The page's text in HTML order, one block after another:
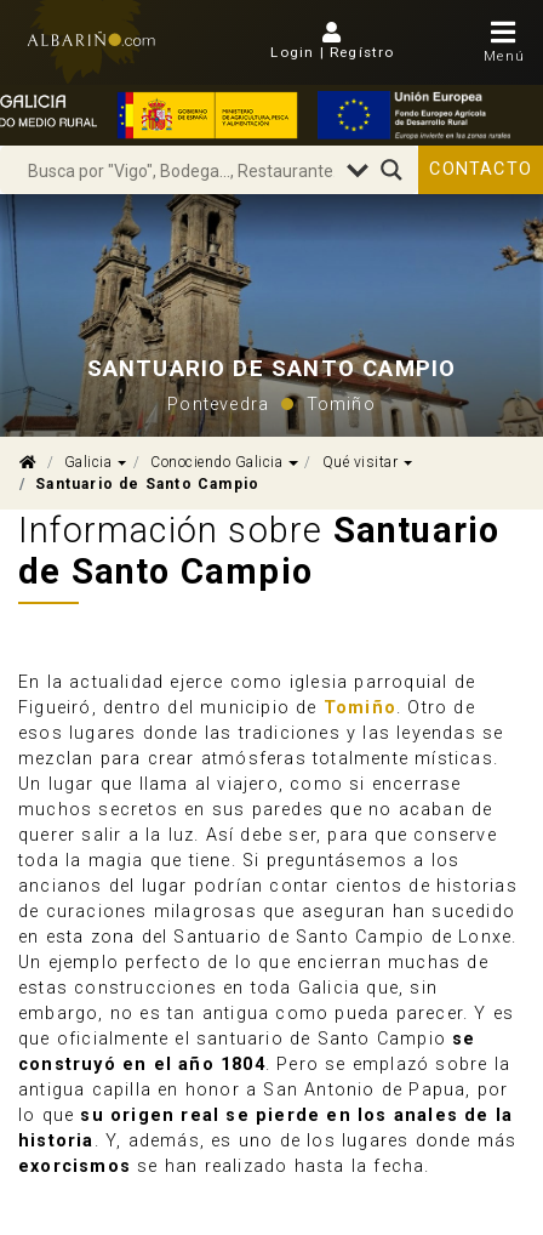
Login | Regístro Menú
Anúnciate
CONTACTO
SANTUARIO DE SANTO CAMPIO
Pontevedra Tomiño
Galicia Dropdown
Conociendo Galicia Dropdown
Qué visitar Dropdown
Santuario de Santo Campio
Información sobre Santuario
de Santo Campio
En la actualidad ejerce como iglesia parroquial de
Figueiró, dentro del municipio de Tomiño. Otro de
esos lugares donde las tradiciones y las leyendas se
mezclan para crear atmósferas totalmente místicas.
Un lugar que llama al viajero, como si encerrase
muchos secretos en sus paredes que no acaban de
querer salir a la luz. Así debe ser, para que conserve
toda la magia que tiene. Si preguntásemos a los
ancianos del lugar podrían contar cientos de historias
de curaciones milagrosas que aseguran han sucedido
en esta zona del Santuario de Santo Campio de Lonxe.
Un ejemplo perfecto de lo que encierran muchas de
estas construcciones en toda Galicia que, sin
embargo, no es tan antigua como pueda parecer. Y es
que oficialmente el santuario de Santo Campio se
construyó en el año 1804. Pero se emplazó sobre la
antigua capilla en honor a San Antonio de Papua, por
lo que su origen real se pierde en los anales de la
historia. Y, además, es uno de los lugares donde más
exorcismos se han realizado hasta la fecha.